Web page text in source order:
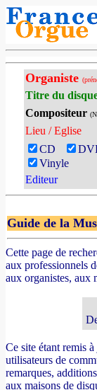
Organiste
Titre du
Compositeur
Lieu / Eglise
CD
Vinyle
Editeur
Guide de la
Cette page de
aux professionnels
aux organistes, aux
Ce site étant remis
utilisateurs de
remarques,
aux maisons de